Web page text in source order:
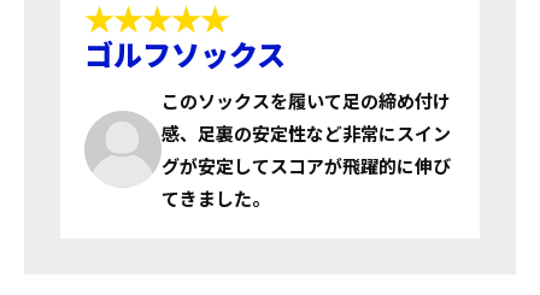
★★★★★
ゴルフソックス
このソックスを履いて足の締め付け
感、 足裏の安定性など非常にスイン
グが安定してスコアが飛躍的に伸び
てきました。